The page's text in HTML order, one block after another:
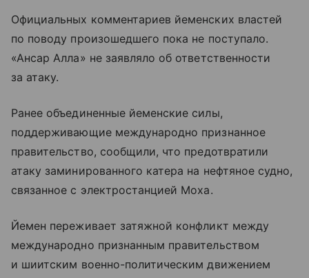
Официальных комментариев йеменских властей
по поводу произошедшего пока не поступало.
«Ансар Алла» не заявляло об ответственности
за атаку.
Ранее объединенные йеменские силы,
поддерживающие международно признанное
правительство, сообщили, что предотвратили
атаку заминированного катера на нефтяное судно,
связанное с электростанцией Моха.
Йемен переживает затяжной конфликт между
международно признанным правительством
и шиитским военно-политическим движением